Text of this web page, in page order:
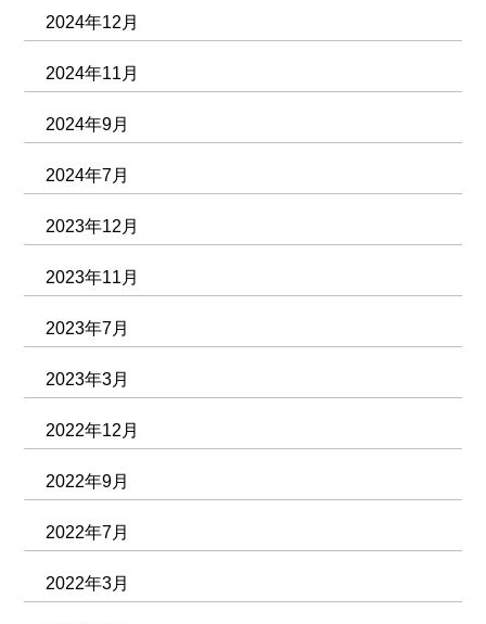
2024年12月
2024年11月
2024年9月
2024年7月
2023年12月
2023年11月
2023年7月
2023年3月
2022年12月
2022年9月
2022年7月
2022年3月